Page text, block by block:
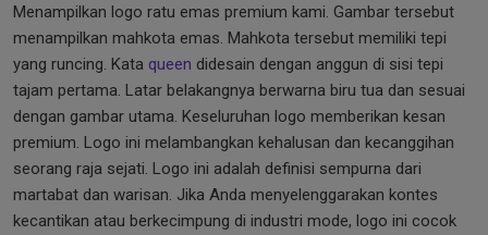
Menampilkan logo ratu emas premium kami. Gambar tersebut
menampilkan mahkota emas. Mahkota tersebut memiliki tepi
yang runcing. Kata queen didesain dengan anggun di sisi tepi
tajam pertama. Latar belakangnya berwarna biru tua dan sesuai
dengan gambar utama. Keseluruhan logo memberikan kesan
premium. Logo ini melambangkan kehalusan dan kecanggihan
seorang raja sejati. Logo ini adalah definisi sempurna dari
martabat dan warisan. Jika Anda menyelenggarakan kontes
kecantikan atau berkecimpung di industri mode, logo ini cocok